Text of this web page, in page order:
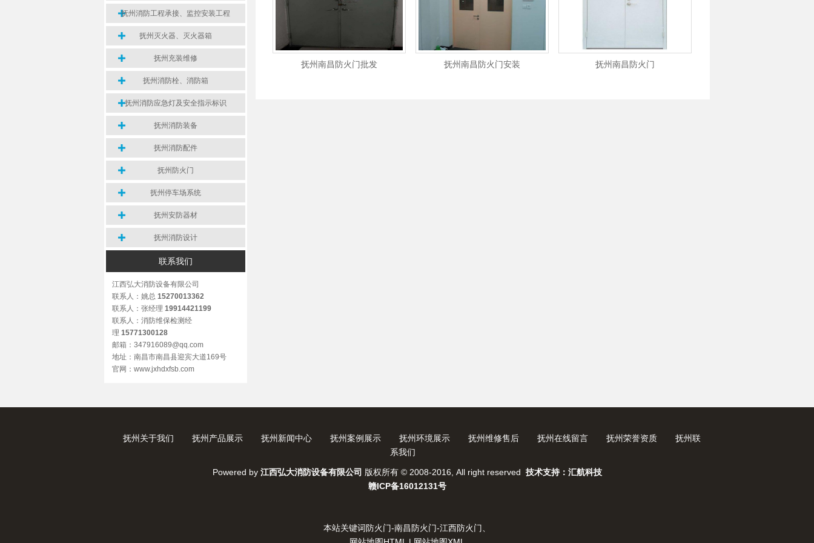
抚州南昌防火门批发 抚州南昌防火门安装 抚州南昌防火门
抚州消防工程承接、监控安装工程
抚州灭火器、灭火器箱
抚州充装维修
抚州消防栓、消防箱
抚州消防应急灯及安全指示标识
抚州消防装备
抚州消防配件
抚州防火门
抚州停车场系统
抚州安防器材
抚州消防设计
联系我们
江西弘大消防设备有限公司
联系人：姚总 15270013362
联系人：张经理 19914421199
联系人：消防维保检测经
理 15771300128
邮箱：347916089@qq.com
地址：南昌市南昌县迎宾大道169号
官网：www.jxhdxfsb.com
抚州关于我们 抚州产品展示 抚州新闻中心 抚州案例展示 抚州环境展示 抚州维修售后 抚州在线留言 抚州荣誉资质
抚州联
系我们
Powered by 江西弘大消防设备有限公司 版权所有 © 2008-2016, All right reserved 技术支持：汇航科技
赣ICP备16012131号
本站关键词防火门-南昌防火门-江西防火门